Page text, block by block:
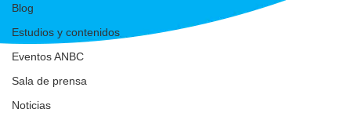
Blog
Estudios y contenidos
Eventos ANBC
Sala de prensa
Noticias